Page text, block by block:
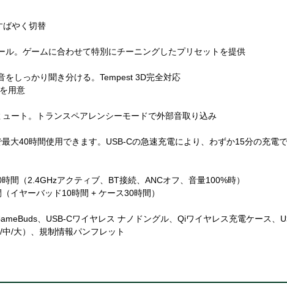
ばやく切替
。ゲームに合わせて特別にチーニングしたプリセットを提供
をしっかり聞き分ける。Tempest 3D完全対応
用意
ート。トランスペアレンシーモードで外部音取り込み
大40時間使用できます。USB-Cの急速充電により、わずか15分の充電
間（2.4GHzアクティブ、BT接続、ANCオフ、音量100%時）
イヤーバッド10時間 + ケース30時間）
、USB-Cワイヤレス ナノドングル、Qiワイヤレス充電ケース、
/大）、規制情報パンフレット